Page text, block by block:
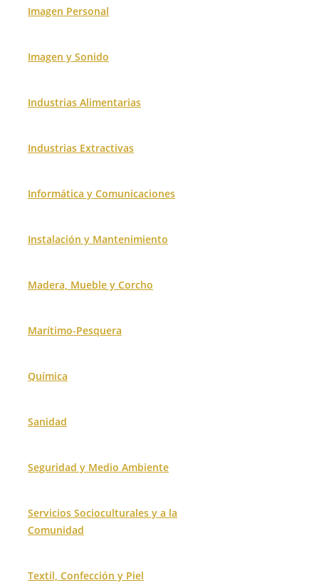
Imagen Personal
Imagen y Sonido
Industrias Alimentarias
Industrias Extractivas
Informática y Comunicaciones
Instalación y Mantenimiento
Madera, Mueble y Corcho
Marítimo-Pesquera
Química
Sanidad
Seguridad y Medio Ambiente
Servicios Socioculturales y a la
Comunidad
Textil, Confección y Piel